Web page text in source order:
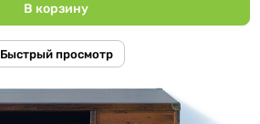
В корзину
Быстрый просмотр